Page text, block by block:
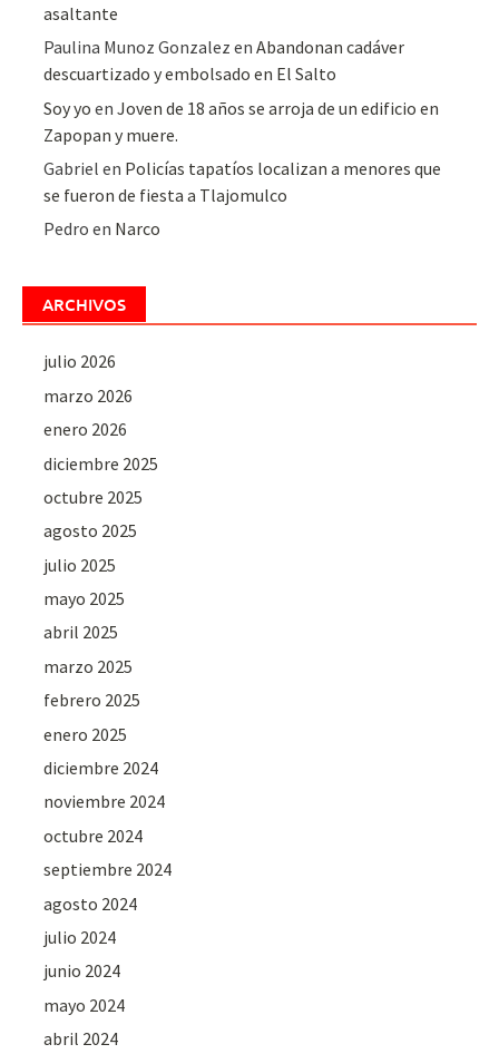
asaltante
Paulina Munoz Gonzalez enAbandonan cadáver
descuartizado y embolsado en El Salto
Soy yo enJoven de 18 años se arroja de un edificio en
Zapopan y muere.
Gabriel en Policías tapatíos localizan a menores que
se fueron de fiesta a Tlajomulco
Pedro en Narco
ARCHIVOS
julio 2026
marzo 2026
enero 2026
diciembre 2025
octubre 2025
agosto 2025
julio 2025
mayo 2025
abril 2025
marzo 2025
febrero 2025
enero 2025
diciembre 2024
noviembre 2024
octubre 2024
septiembre 2024
agosto 2024
julio 2024
junio 2024
mayo 2024
abril 2024